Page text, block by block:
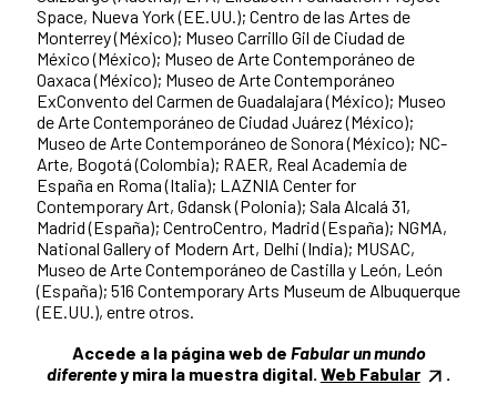
Space, Nueva York (EE.UU.); Centro de las Artes de
Monterrey (México); Museo Carrillo Gil de Ciudad de
México (México); Museo de Arte Contemporáneo de
Oaxaca (México); Museo de Arte Contemporáneo
ExConvento del Carmen de Guadalajara (México); Museo
de Arte Contemporáneo de Ciudad Juárez (México);
Museo de Arte Contemporáneo de Sonora (México); NC-
Arte, Bogotá (Colombia); RAER, Real Academia de
España en Roma (Italia); LAZNIA Center for
Contemporary Art, Gdansk (Polonia); Sala Alcalá 31,
Madrid (España); CentroCentro, Madrid (España); NGMA,
National Gallery of Modern Art, Delhi (India); MUSAC,
Museo de Arte Contemporáneo de Castilla y León, León
(España); 516 Contemporary Arts Museum de Albuquerque
(EE.UU.), entre otros.
Accede a la página web de Fabular un mundo
diferentey mira la muestra digital. Web Fabular .